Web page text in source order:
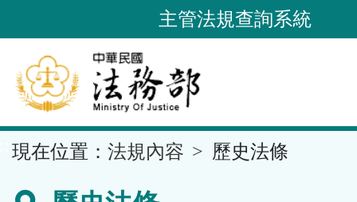
到
要
內
容
區
主管法規查詢系統
現在位置： 法規內容 歷史法條